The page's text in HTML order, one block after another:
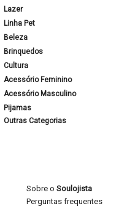
Lazer
Linha Pet
Beleza
Brinquedos
Cultura
Acessório Feminino
Acessório Masculino
Pijamas
Outras Categorias
Sobre o Soulojista
Perguntas frequentes